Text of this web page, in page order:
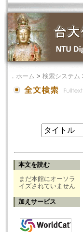
． ホーム > 検索システム
本文を読む
まだ本館にオーソラ
イズされていません
加えサービス